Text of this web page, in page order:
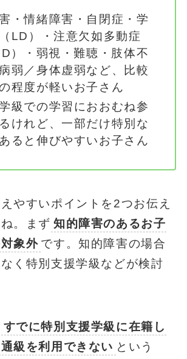
・情緒障害・自閉症・学
LD）・注意欠如多動症
）・弱視・難聴・肢体不
弱／身体虚弱など、比較
程度が軽いお子さん
級での学習におおむね参
けれど、一部だけ特別な
ると伸びやすいお子さん
やすいポイントを2つお伝え
。まず 知的障害のあるお子
象外 です。知的障害の場合
く特別支援学級などが検討
すでに特別支援学級に在籍し
級を利用できない という